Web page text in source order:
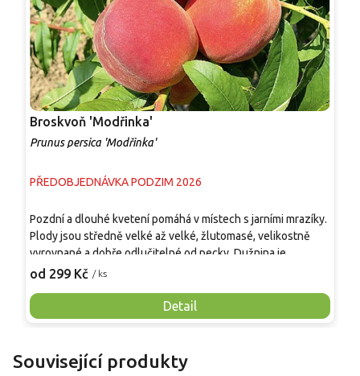
Broskvoň 'Modřinka'
Prunus persica 'Modřinka'
PŘEDOBJEDNÁVKA PODZIM 2026
od 299 Kč / ks
Detail
Pozdní a dlouhé kvetení pomáhá v místech s jarními mrazíky.
Plody jsou středně velké až velké, žlutomasé, velikostně
vyrovnané a dobře odlučitelné od pecky. Dužnina je
šťavnatá, aromatická, sladce navinulá a má vyrovnaný poměr
'Redhaven', přibližně v srpnu. Hodí se k přímé konzumaci, do
kompotů, džemů, koláčů, ovocných salátů i mražení.
Související produkty